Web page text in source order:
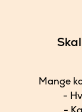
Mange
-